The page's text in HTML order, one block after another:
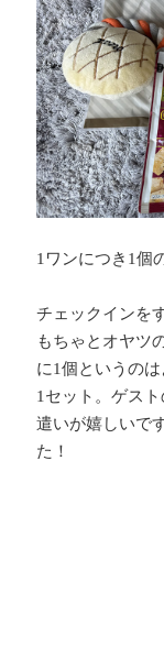
1ワンにつき 1個
チェックインを
もちゃとオヤツ
に1個というの
1セット。ゲス
遣いが嬉しいで
た！